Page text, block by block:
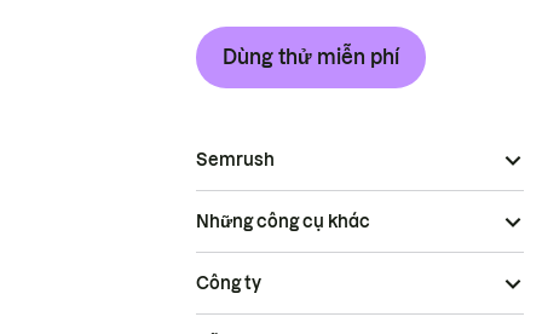
Dùng thử miễn phí
Semrush
Những công cụ khác
Công ty